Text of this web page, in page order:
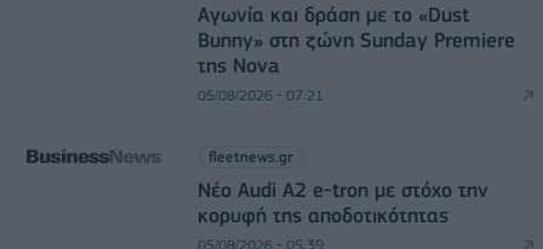
Αγωνία και δράση με το «Dust
Bunny» στη ζώνη Sunday Premiere
της Nova
05/08/2026 - 07:21
fleetnews.gr
Νέο Audi A2 e-tron με στόχο την
κορυφή της αποδοτικότητας
05/08/2026 - 05:39